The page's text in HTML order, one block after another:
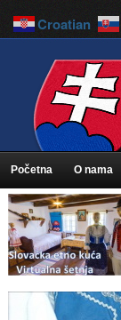
Početna O nama
Croatian